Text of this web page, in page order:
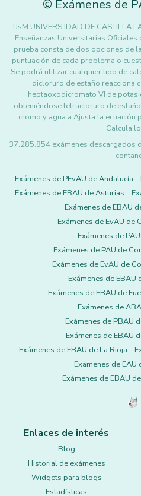
© Exámenes de
lJsM UNIVERS IDAD DE CASTILLA
Enseñanzas Universitarias
prueba consta de dos opciones de
puntuación de cada problema o
Se podrá utilizar cualquier tipo de
dicloruro de estaño reacciona
heptaoxodicromato VI de
obteniéndose tetracloruro de
cromo y agua a Ajusta la
Calcula
37.285.854 exámenes descargados
Exámenes de PEvAU de Andalucía
Exámenes de EBAU de Asturias
Exámenes de EBAU
Exámenes de EvAU de
Exámenes de
Exámenes de PAU de
Exámenes de EvAU de
Exámenes de EBAU
Exámenes de EBAU de
Exámenes de
Exámenes de PBAU
Exámenes de EBAU
Exámenes de EBAU de La Rioja
Exámenes de EAU
Exámenes de EBAU
Enlaces de interés
Blog
Historial de exámenes
Widgets para blogs
Estadísticas